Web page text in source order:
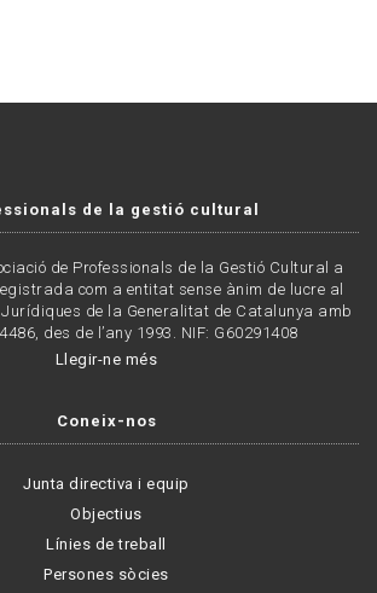
de la gestió cultural
de Professionals de la Gestió Cultural a
com a entitat sense ànim de lucre al
Jurídiques de la Generalitat de Catalunya amb
des de l’any 1993. NIF: G60291408
Llegir-ne més
Coneix-nos
Junta directiva i equip
Objectius
Línies de treball
Persones sòcies